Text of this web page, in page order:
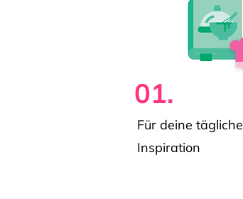
01.
Für deine tägliche
Inspiration